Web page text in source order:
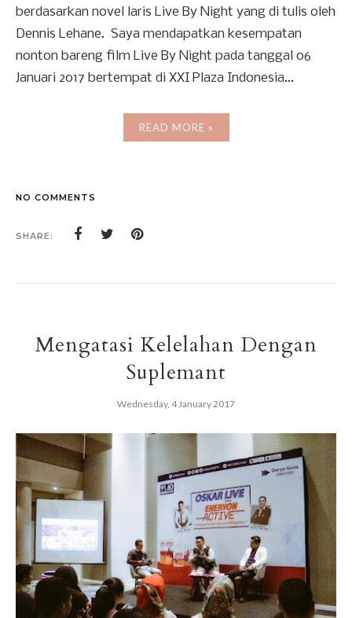
berdasarkan novel laris Live By Night yang di tulis oleh
Dennis Lehane. Saya mendapatkan kesempatan
nonton bareng film Live By Night pada tanggal 06
Januari 2017 bertempat di XXI Plaza Indonesia...
READ MORE »
NO COMMENTS
SHARE:
Mengatasi Kelelahan Dengan
Suplemant
Wednesday, 4 January 2017